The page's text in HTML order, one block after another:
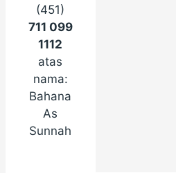
(451)
711 099
1112
atas
nama:
Bahana
As
Sunnah